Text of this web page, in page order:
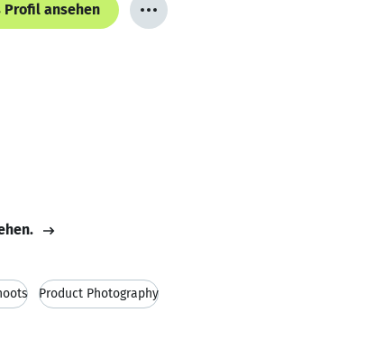
Profil ansehen
Product Photography